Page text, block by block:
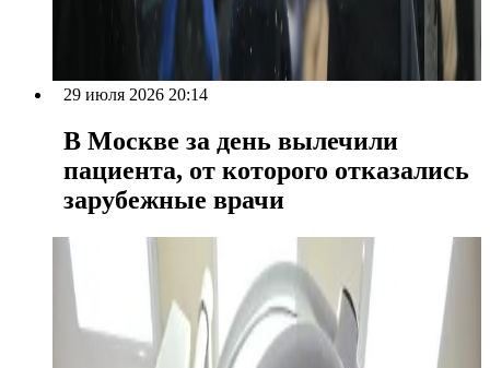
29 июля 2026 20:14
В Москве за день вылечили
пациента, от которого отказались
зарубежные врачи